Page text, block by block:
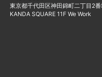
東京都千代田区神田錦町二丁目2番
KANDA SQUARE 11F We Work